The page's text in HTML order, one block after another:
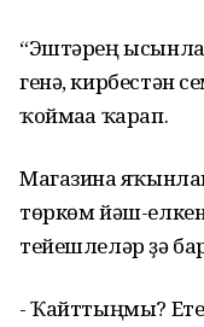
“Эштәрең
генә, кирбестән
ҡоймаға ҡарап.
Магазинға
төркөм йәш-
тейешлеләр ҙә
- Ҡайттыңмы?